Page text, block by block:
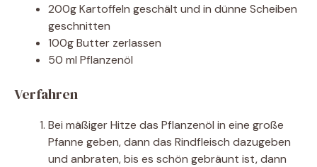
200g Kartoffeln geschält und in dünne Scheiben
geschnitten
100g Butter zerlassen
50 ml Pflanzenöl
Verfahren
Bei mäßiger Hitze das Pflanzenöl in eine große
Pfanne geben, dann das Rindfleisch dazugeben
und anbraten, bis es schön gebräunt ist, dann